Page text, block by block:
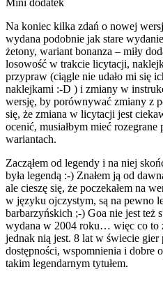
Na koniec kilka zdań o nowej
wydana podobnie jak stare
żetony, wariant bonanza – miły
losowość w trakcie licytacji,
przypraw (ciągle nie udało mi się
naklejkami :-D ) i zmiany w
wersję, by porównywać zmiany z
się, że zmiana w licytacji jest
ocenić, musiałbym mieć
wariantach.
Zacząłem od legendy i na niej
była legendą :-) Znałem ją od
ale cieszę się, że poczekałem na
w języku ojczystym, są na pewno
barbarzyńskich ;-) Goa nie jest też
wydana w 2004 roku… więc co to
jednak nią jest. 8 lat w świecie
dostępności, wspomnienia i dobre
takim legendarnym tytułem.